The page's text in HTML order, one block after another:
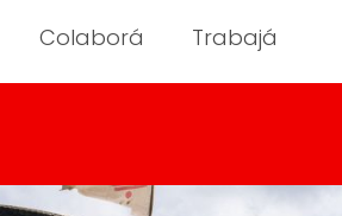
Colaborá Trabajá